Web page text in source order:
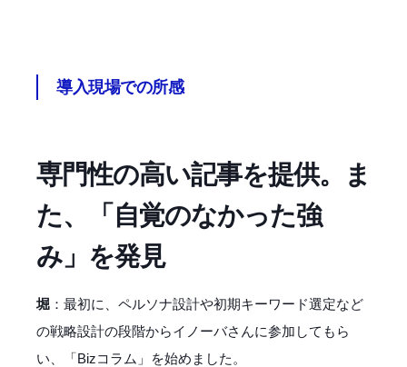
導入現場での所感
専門性の高い記事を提供。ま
た、「自覚のなかった強
み」を発見
堀 ：最初に、ペルソナ設計や初期キーワード選定など
の戦略設計の段階からイノーバさんに参加してもら
い、「Bizコラム」を始めました。